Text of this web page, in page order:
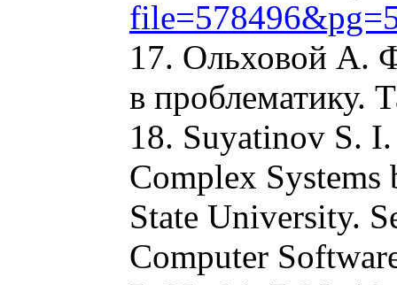
17. Ольховой А.
в проблематику.
18. Suyatinov S.
Complex
State University.
Computer